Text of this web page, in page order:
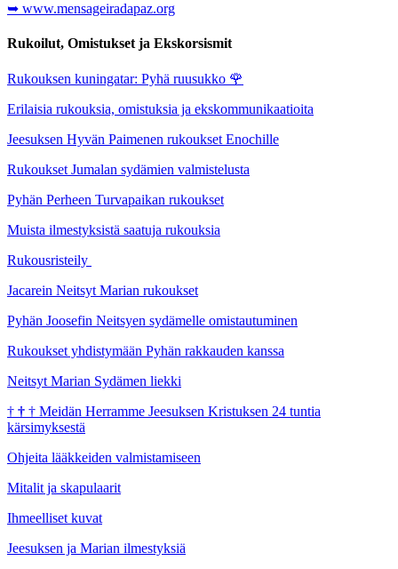
➥ www.mensageiradapaz.org
Rukoilut, Omistukset ja Ekskorsismit
Rukouksen kuningatar: Pyhä ruusukko 🌹
Erilaisia rukouksia, omistuksia ja ekskommunikaatioita
Jeesuksen Hyvän Paimenen rukoukset Enochille
Rukoukset Jumalan sydämien valmistelusta
Pyhän Perheen Turvapaikan rukoukset
Muista ilmestyksistä saatuja rukouksia
Rukousristeily
Jacarein Neitsyt Marian rukoukset
Pyhän Joosefin Neitsyen sydämelle omistautuminen
Rukoukset yhdistymään Pyhän rakkauden kanssa
Neitsyt Marian Sydämen liekki
† † † Meidän Herramme Jeesuksen Kristuksen 24 tuntia
kärsimyksestä
Ohjeita lääkkeiden valmistamiseen
Mitalit ja skapulaarit
Ihmeelliset kuvat
Jeesuksen ja Marian ilmestyksiä